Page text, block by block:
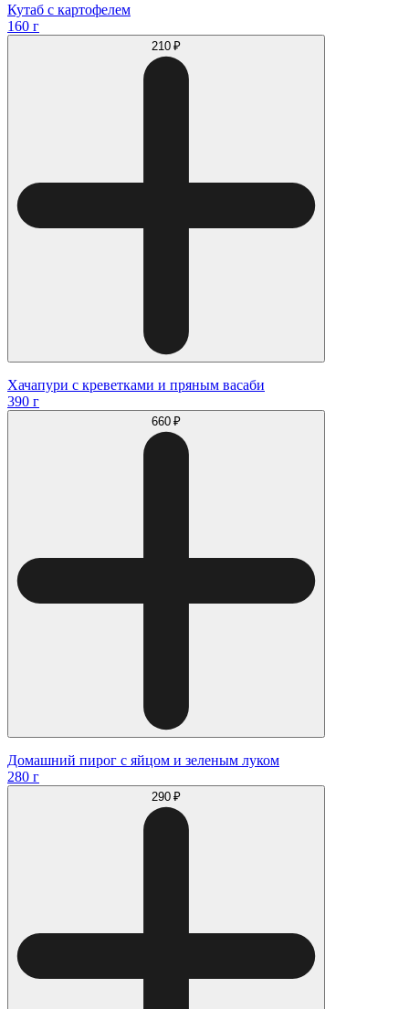
Кутаб с картофелем
160 г
210 ₽
Хачапури с креветками и пряным васаби
390 г
660 ₽
Домашний пирог с яйцом и зеленым луком
280 г
290 ₽